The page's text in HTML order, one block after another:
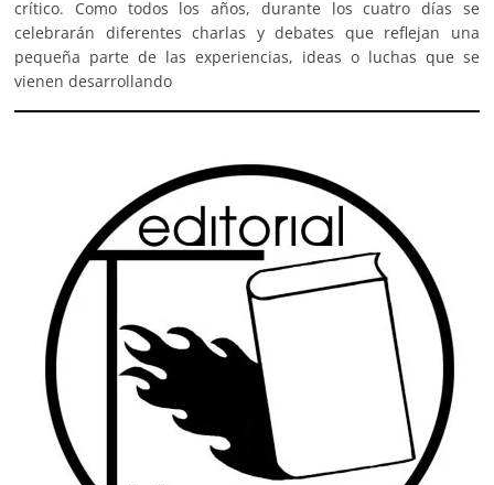
crítico. Como todos los años, durante los cuatro días se
celebrarán diferentes charlas y debates que reflejan una
pequeña parte de las experiencias, ideas o luchas que se
vienen desarrollando